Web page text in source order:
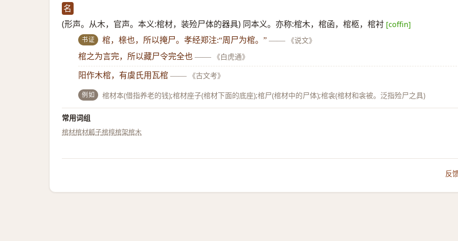
名
(形声。从木，官声。本义:棺材，装殓尸体的器具) 同本义。亦称:棺木，棺函，棺柩，棺衬 [coffin]
书证 棺，榇也，所以掩尸。孝经郑注:“周尸为棺。” —— 《说文》
棺之为言完，所以藏尸令完全也 —— 《白虎通》
阳作木棺，有虞氏用瓦棺 —— 《古文考》
例如 棺材本(借指养老的钱);棺材座子(棺材下面的底座);棺尸(棺材中的尸体);棺衾(棺材和衾被。泛指殓尸之具)
常用词组
棺材棺材瓤子棺椁棺架棺木
反